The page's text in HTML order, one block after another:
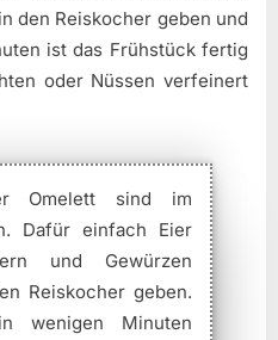
den Reiskocher geben und
ist das Frühstück fertig
oder Nüssen verfeinert
Omelett sind im
Dafür einfach Eier
und Gewürzen
Reiskocher geben.
wenigen Minuten